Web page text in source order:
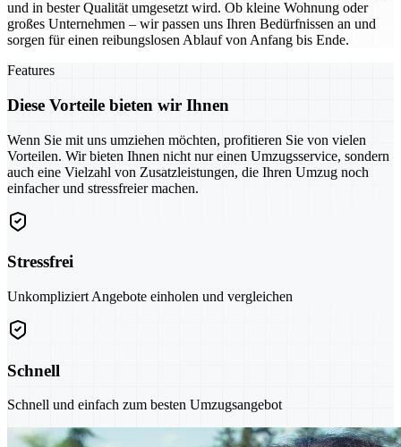
und in bester Qualität umgesetzt wird. Ob kleine Wohnung oder
großes Unternehmen – wir passen uns Ihren Bedürfnissen an und
sorgen für einen reibungslosen Ablauf von Anfang bis Ende.
Features
Diese Vorteile bieten wir Ihnen
Wenn Sie mit uns umziehen möchten, profitieren Sie von vielen
Vorteilen. Wir bieten Ihnen nicht nur einen Umzugsservice, sondern
auch eine Vielzahl von Zusatzleistungen, die Ihren Umzug noch
einfacher und stressfreier machen.
Stressfrei
Unkompliziert Angebote einholen und vergleichen
Schnell
Schnell und einfach zum besten Umzugsangebot